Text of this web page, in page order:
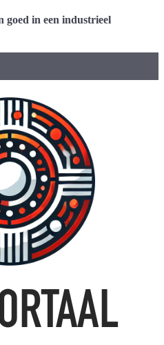
goed in een industrieel